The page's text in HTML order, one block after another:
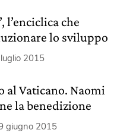
l’enciclica che
lo sviluppo
2015
al Vaticano. Naomi
la benedizione
giugno 2015